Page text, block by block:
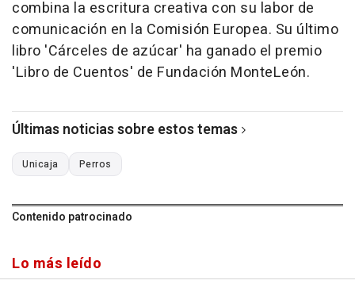
combina la escritura creativa con su labor de
comunicación en la Comisión Europea. Su último
libro 'Cárceles de azúcar' ha ganado el premio
'Libro de Cuentos' de Fundación MonteLeón.
Últimas noticias sobre estos temas
Unicaja Perros
Contenido patrocinado
Lo más leído